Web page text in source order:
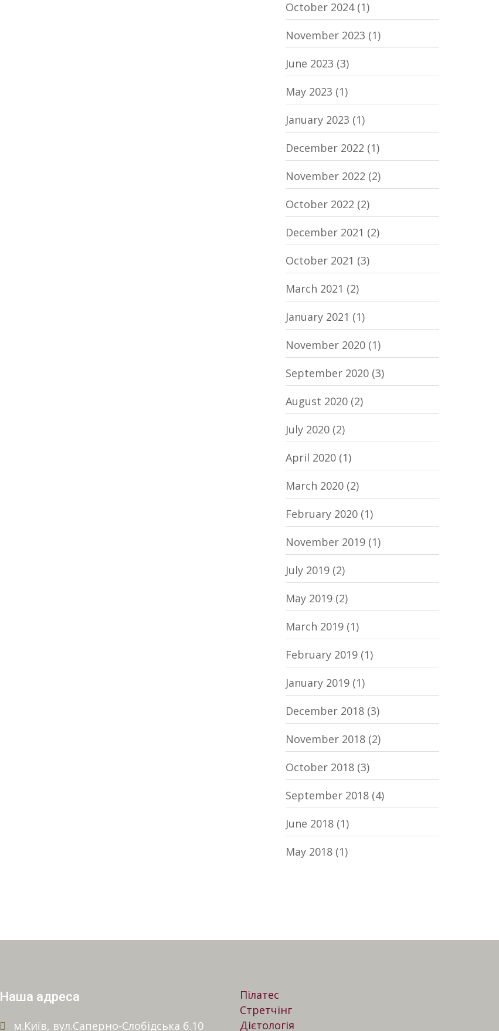
October 2024(1)
November 2023 (1)
June 2023 (3)
May 2023 (1)
January 2023 (1)
December 2022 (1)
November 2022 (2)
October 2022 (2)
December 2021 (2)
October 2021 (3)
March 2021 (2)
January 2021 (1)
November 2020(1)
September 2020(3)
August 2020(2)
July 2020(2)
April 2020(1)
March 2020(2)
February 2020(1)
November 2019(1)
July 2019(2)
May 2019(2)
March 2019(1)
February 2019(1)
January 2019(1)
December 2018(3)
November 2018(2)
October 2018(3)
September 2018(4)
June 2018(1)
May 2018(1)
Наша адреса
м.Київ, вул.Саперно-Слобідська б.10
Пілатес
Стретчінг
Дієтологія